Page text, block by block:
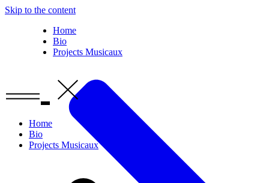
Skip to the content
Home
Bio
Projects Musicaux
Home
Bio
Projects Musicaux